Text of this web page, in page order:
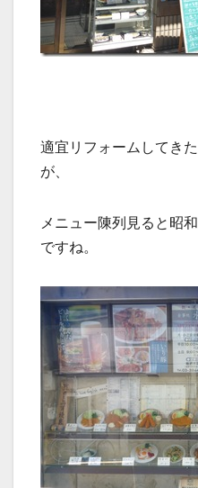
適宜リフォームしてき
が、
メニュー陳列見ると昭
ですね。